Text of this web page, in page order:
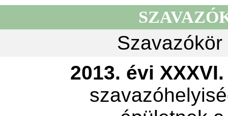
2013. évi